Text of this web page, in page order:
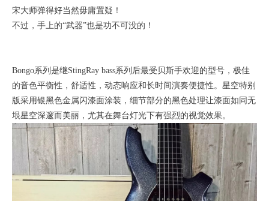
宋大师弹得好当然毋庸置疑！
不过，手上的“武器”也是功不可没的！
Bongo系列是继StingRay bass系列后最受贝斯手欢迎的型号，极佳
的音色平衡性，舒适性，动态响应和长时间演奏便捷性。星空特别
版采用银黑色金属闪漆面涂装，细节部分的黑色处理让漆面如同无
垠星空深邃而美丽，尤其在舞台灯光下有强烈的视觉效果。